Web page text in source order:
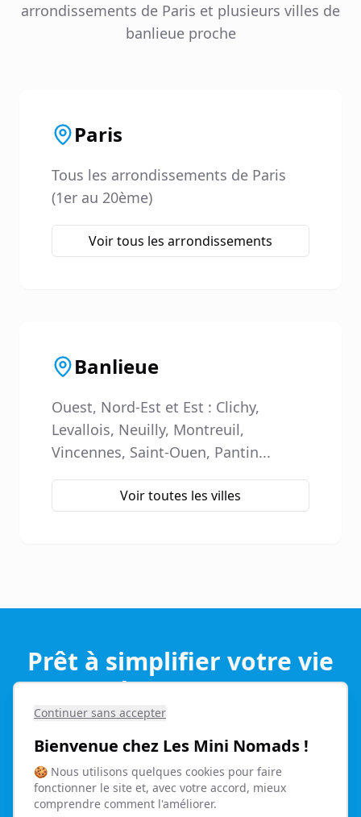
arrondissements de Paris et plusieurs villes de
banlieue proche
Paris
Tous les arrondissements de Paris
(1er au 20ème)
Voir tous les arrondissements
Banlieue
Ouest, Nord-Est et Est : Clichy,
Levallois, Neuilly, Montreuil,
Vincennes, Saint-Ouen, Pantin...
Voir toutes les villes
Prêt à simplifier votre vie
de parent ?
service de qualité
Email: contact@lesmininomads.com
Continuer sans accepter
Bienvenue chez Les Mini Nomads !
🍪 Nous utilisons quelques cookies pour faire
fonctionner le site et, avec votre accord, mieux
comprendre comment l'améliorer.